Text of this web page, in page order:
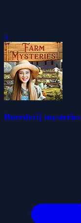
0
Boerderij mysteries